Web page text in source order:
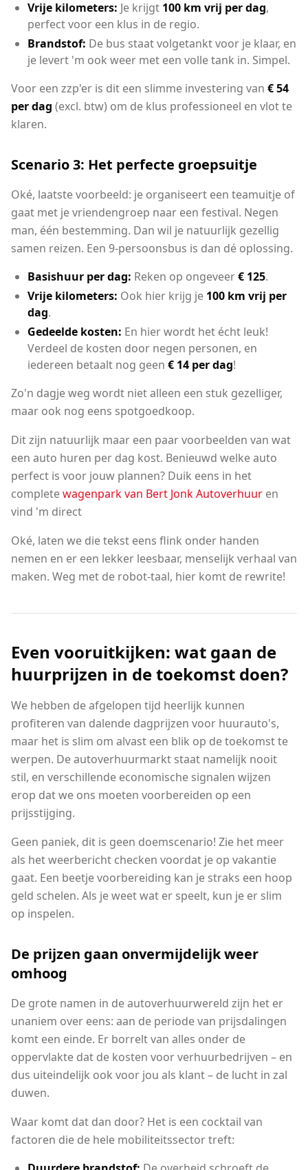
Vrije kilometers: Je krijgt 100 km vrij per dag,
perfect voor een klus in de regio.
Brandstof: De bus staat volgetankt voor je klaar, en
je levert 'm ook weer met een volle tank in. Simpel.
Voor een zzp'er is dit een slimme investering van € 54
per dag (excl. btw) om de klus professioneel en vlot te
klaren.
Scenario 3: Het perfecte groepsuitje
Oké, laatste voorbeeld: je organiseert een teamuitje of
gaat met je vriendengroep naar een festival. Negen
man, één bestemming. Dan wil je natuurlijk gezellig
samen reizen. Een 9-persoonsbus is dan dé oplossing.
Basishuur per dag: Reken op ongeveer€ 125.
Vrije kilometers: Ook hier krijg je 100 km vrij per
dag.
Gedeelde kosten: En hier wordt het écht leuk!
Verdeel de kosten door negen personen, en
iedereen betaalt nog geen € 14 per dag!
Zo'n dagje weg wordt niet alleen een stuk gezelliger,
maar ook nog eens spotgoedkoop.
Dit zijn natuurlijk maar een paar voorbeelden van wat
een auto huren per dag kost. Benieuwd welke auto
perfect is voor jouw plannen? Duik eens in het
completewagenpark van Bert Jonk Autoverhuur en
vind 'm direct
Oké, laten we die tekst eens flink onder handen
nemen en er een lekker leesbaar, menselijk verhaal van
maken. Weg met de robot-taal, hier komt de rewrite!
Even vooruitkijken: wat gaan de
huurprijzen in de toekomst doen?
We hebben de afgelopen tijd heerlijk kunnen
profiteren van dalende dagprijzen voor huurauto's,
maar het is slim om alvast een blik op de toekomst te
werpen. De autoverhuurmarkt staat namelijk nooit
stil, en verschillende economische signalen wijzen
erop dat we ons moeten voorbereiden op een
prijsstijging.
Geen paniek, dit is geen doemscenario! Zie het meer
als het weerbericht checken voordat je op vakantie
gaat. Een beetje voorbereiding kan je straks een hoop
geld schelen. Als je weet wat er speelt, kun je er slim
op inspelen.
De prijzen gaan onvermijdelijk weer
omhoog
De grote namen in de autoverhuurwereld zijn het er
unaniem over eens: aan de periode van prijsdalingen
komt een einde. Er borrelt van alles onder de
oppervlakte dat de kosten voor verhuurbedrijven – en
dus uiteindelijk ook voor jou als klant – de lucht in zal
duwen.
Waar komt dat dan door? Het is een cocktail van
factoren die de hele mobiliteitssector treft: